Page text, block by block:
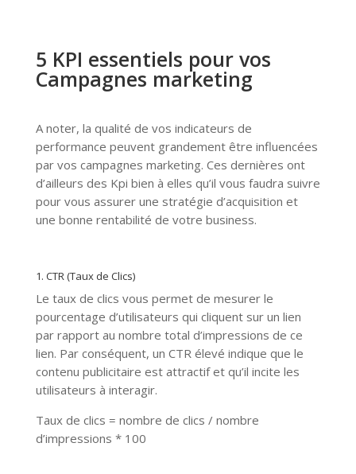
5 KPI essentiels pour vos
Campagnes marketing
A noter, la qualité de vos indicateurs de
performance peuvent grandement être influencées
par vos campagnes marketing. Ces dernières ont
d’ailleurs des Kpi bien à elles qu’il vous faudra suivre
pour vous assurer une stratégie d’acquisition et
une bonne rentabilité de votre business.
1. CTR (Taux de Clics)
Le taux de clics vous permet de mesurer le
pourcentage d’utilisateurs qui cliquent sur un lien
par rapport au nombre total d’impressions de ce
lien. Par conséquent, un CTR élevé indique que le
contenu publicitaire est attractif et qu’il incite les
utilisateurs à interagir.
Taux de clics = nombre de clics / nombre
d’impressions * 100